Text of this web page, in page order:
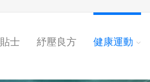
士 紓壓良方 健康運動